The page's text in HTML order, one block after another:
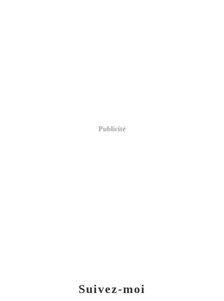
Suivez-moi
Publicité